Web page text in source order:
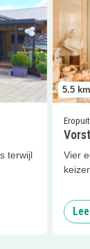
terwijl
5.5 km
Eropuit
Vier